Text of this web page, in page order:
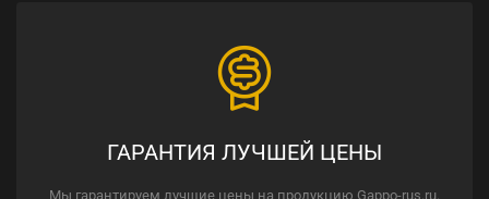
ГАРАНТИЯ ЛУЧШЕЙ ЦЕНЫ
Мы гарантируем лучшие цены на продукцию Gappo-rus.ru.